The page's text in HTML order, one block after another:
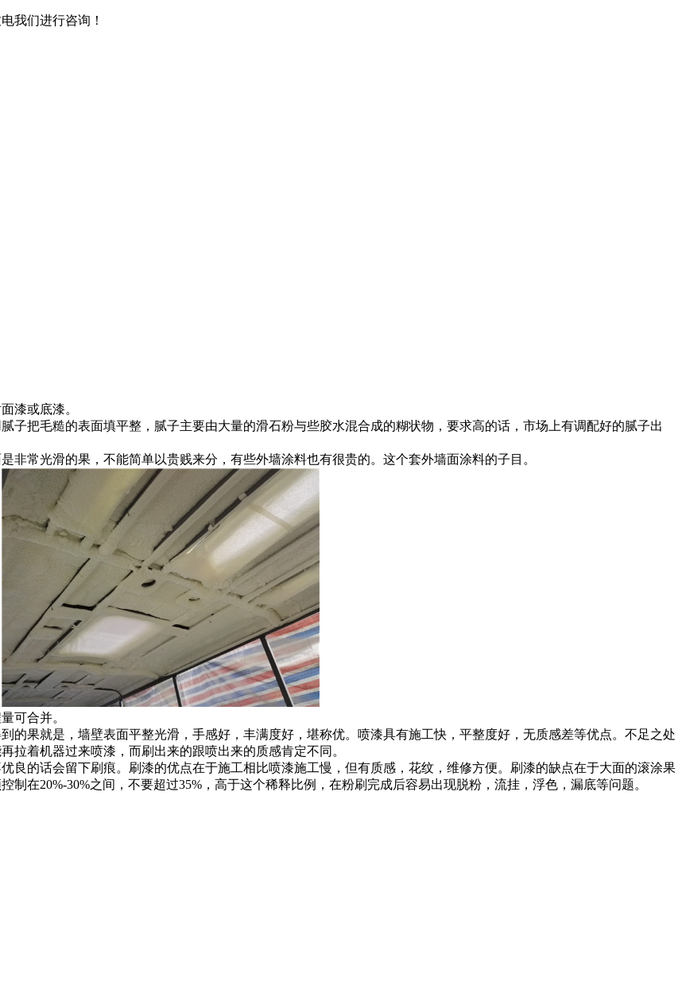
我们进行咨询！
漆或底漆。
把毛糙的表面填平整，腻子主要由大量的滑石粉与些胶水混合成的糊状物，要求高的话，市场上有调配好的腻子出
常光滑的果，不能简单以贵贱来分，有些外墙涂料也有很贵的。这个套外墙面涂料的子目。
可合并。
果就是，墙壁表面平整光滑，手感好，丰满度好，堪称优。喷漆具有施工快，平整度好，无质感差等优点。不足之处
拉着机器过来喷漆，而刷出来的跟喷出来的质感肯定不同。
的话会留下刷痕。刷漆的优点在于施工相比喷漆施工慢，但有质感，花纹，维修方便。刷漆的缺点在于大面的滚涂果
在20%-30%之间，不要超过35%，高于这个稀释比例，在粉刷完成后容易出现脱粉，流挂，浮色，漏底等问题。